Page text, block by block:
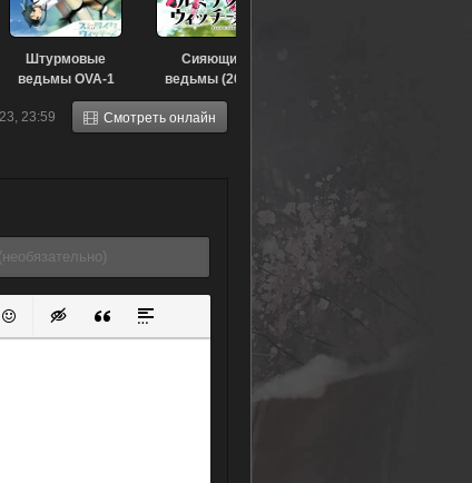
23:59 Смотреть онлайн
Штурмовые
ведьмы OVA-1
(2007)
Сияющие
ведьмы (2022)
защищенную ссылку
смайлик
Вставка скрытого текста
Вставка цитаты
Вставка спойлера